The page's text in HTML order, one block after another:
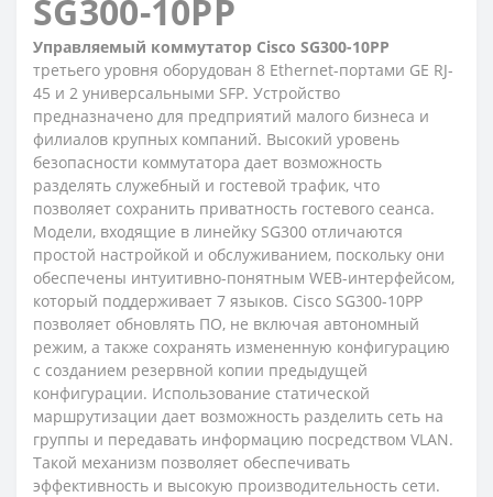
SG300-10PP
Управляемый коммутатор Cisco SG300-10PP
третьего уровня оборудован 8 Ethernet-портами GE RJ-
45 и 2 универсальными SFP. Устройство
предназначено для предприятий малого бизнеса и
филиалов крупных компаний. Высокий уровень
безопасности коммутатора дает возможность
разделять служебный и гостевой трафик, что
позволяет сохранить приватность гостевого сеанса.
Модели, входящие в линейку SG300 отличаются
простой настройкой и обслуживанием, поскольку они
обеспечены интуитивно-понятным WEB-интерфейсом,
который поддерживает 7 языков. Cisco SG300-10PP
позволяет обновлять ПО, не включая автономный
режим, а также сохранять измененную конфигурацию
с созданием резервной копии предыдущей
конфигурации. Использование статической
маршрутизации дает возможность разделить сеть на
группы и передавать информацию посредством VLAN.
Такой механизм позволяет обеспечивать
эффективность и высокую производительность сети.